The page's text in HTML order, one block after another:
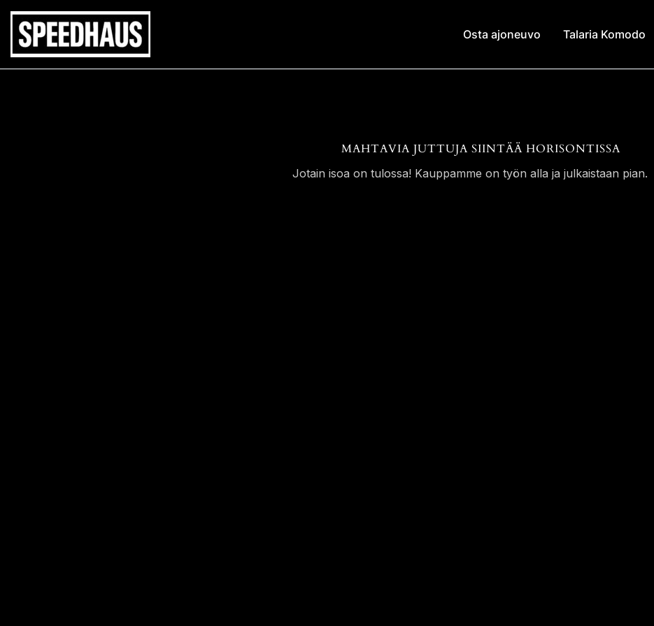
Siirry
sisältöön
Osta ajoneuvo Talaria Komodo
MAHTAVIA JUTTUJA SIINTÄÄ HORISONTISSA
Jotain isoa on tulossa! Kauppamme on työn alla ja julkaistaan pian.